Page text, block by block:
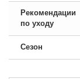
Рекомендации
по уходу
Сезон